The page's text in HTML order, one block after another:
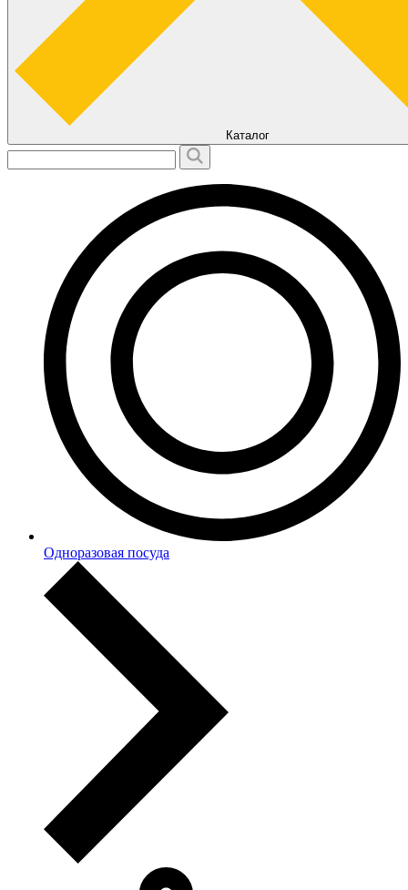
Каталог
Одноразовая посуда